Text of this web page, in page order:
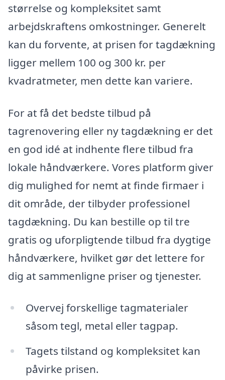
størrelse og kompleksitet samt
arbejdskraftens omkostninger. Generelt
kan du forvente, at prisen for tagdækning
ligger mellem 100 og 300 kr. per
kvadratmeter, men dette kan variere.
For at få det bedste tilbud på
tagrenovering eller ny tagdækning er det
en god idé at indhente flere tilbud fra
lokale håndværkere. Vores platform giver
dig mulighed for nemt at finde firmaer i
dit område, der tilbyder professionel
tagdækning. Du kan bestille op til tre
gratis og uforpligtende tilbud fra dygtige
håndværkere, hvilket gør det lettere for
dig at sammenligne priser og tjenester.
Overvej forskellige tagmaterialer
såsom tegl, metal eller tagpap.
Tagets tilstand og kompleksitet kan
påvirke prisen.